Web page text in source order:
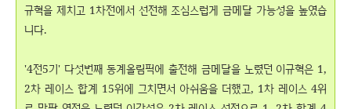
규혁을 제치고 1차전에서 선전해 조심스럽게 금메달 가능성을 높였습
니다.
'4전5기' 다섯번째 동계올림픽에 출전해 금메달을 노렸던 이규혁은 1,
2차 레이스 합계 15위에 그치면서 아쉬움을 더했고, 1차 레이스 4위